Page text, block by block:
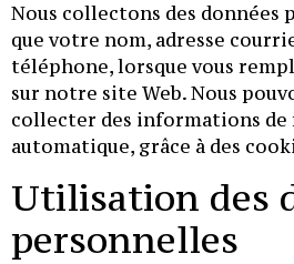
Nous collectons des données
que votre nom, adresse
téléphone, lorsque vous
sur notre site Web. Nous
collecter des informations de
automatique, grâce à des
Utilisation des
personnelles